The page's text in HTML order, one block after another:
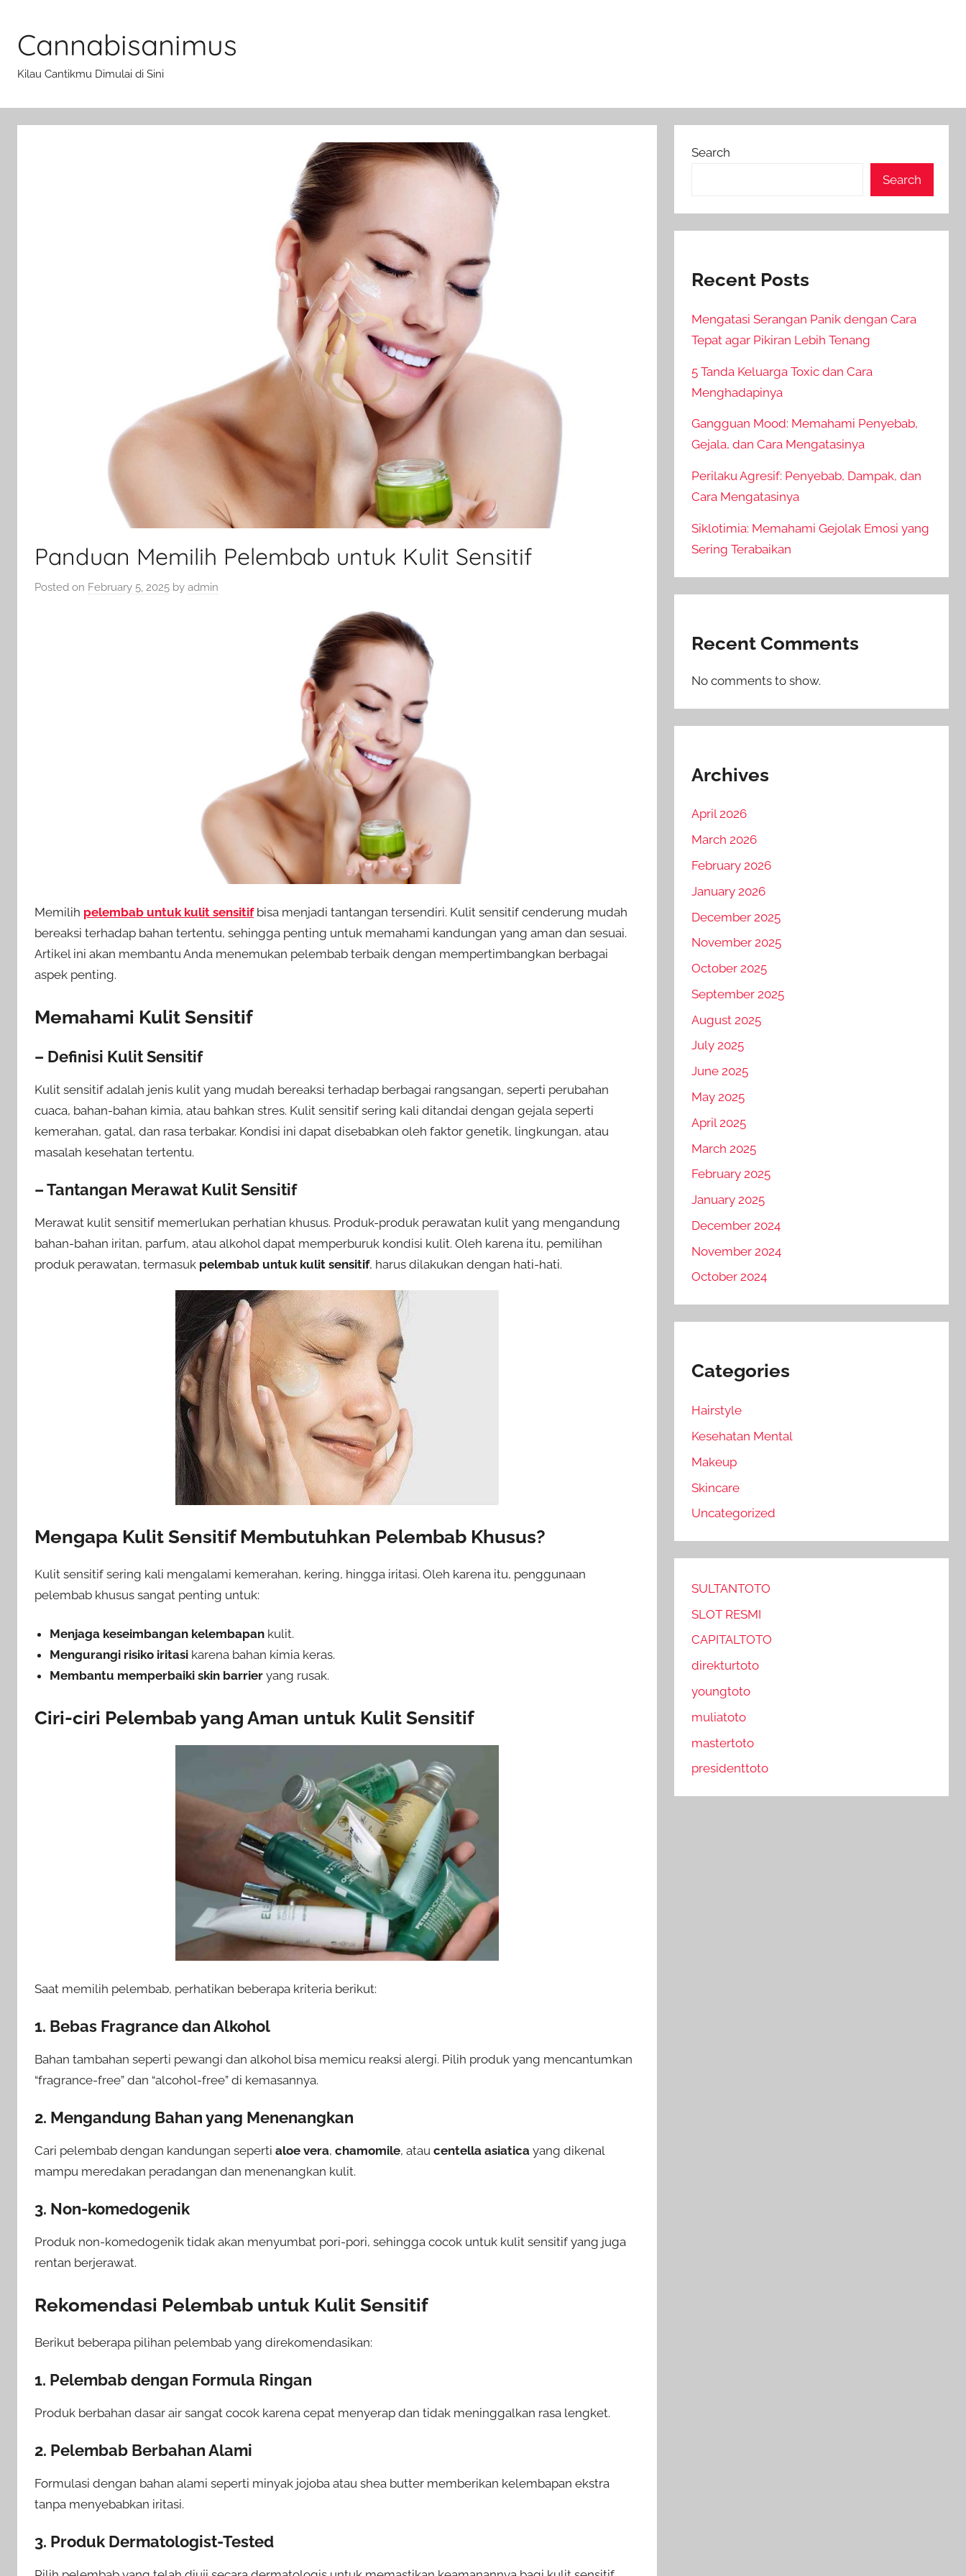
content
Cannabisanimus
Kilau Cantikmu Dimulai di Sini
Panduan Memilih Pelembab untuk Kulit Sensitif
Posted on February 5, 2025 by admin
Memilih pelembab untuk kulit sensitifbisa menjadi tantangan tersendiri. Kulit sensitif cenderung mudah
bereaksi terhadap bahan tertentu, sehingga penting untuk memahami kandungan yang aman dan sesuai.
Artikel ini akan membantu Anda menemukan pelembab terbaik dengan mempertimbangkan berbagai
aspek penting.
Memahami Kulit Sensitif
– Definisi Kulit Sensitif
Kulit sensitif adalah jenis kulit yang mudah bereaksi terhadap berbagai rangsangan, seperti perubahan
cuaca, bahan-bahan kimia, atau bahkan stres. Kulit sensitif sering kali ditandai dengan gejala seperti
kemerahan, gatal, dan rasa terbakar. Kondisi ini dapat disebabkan oleh faktor genetik, lingkungan, atau
masalah kesehatan tertentu.
– Tantangan Merawat Kulit Sensitif
Merawat kulit sensitif memerlukan perhatian khusus. Produk-produk perawatan kulit yang mengandung
bahan-bahan iritan, parfum, atau alkohol dapat memperburuk kondisi kulit. Oleh karena itu, pemilihan
produk perawatan, termasuk pelembab untuk kulit sensitif, harus dilakukan dengan hati-hati.
Mengapa Kulit Sensitif Membutuhkan Pelembab Khusus?
Kulit sensitif sering kali mengalami kemerahan, kering, hingga iritasi. Oleh karena itu, penggunaan
pelembab khusus sangat penting untuk:
Menjaga keseimbangan kelembapan kulit.
Mengurangi risiko iritasi karena bahan kimia keras.
Membantu memperbaiki skin barrier yang rusak.
Ciri-ciri Pelembab yang Aman untuk Kulit Sensitif
Saat memilih pelembab, perhatikan beberapa kriteria berikut:
1. Bebas Fragrance dan Alkohol
Bahan tambahan seperti pewangi dan alkohol bisa memicu reaksi alergi. Pilih produk yang mencantumkan
“fragrance-free” dan “alcohol-free” di kemasannya.
2. Mengandung Bahan yang Menenangkan
Cari pelembab dengan kandungan seperti aloe vera, chamomile, atau centella asiatica yang dikenal
mampu meredakan peradangan dan menenangkan kulit.
3. Non-komedogenik
Produk non-komedogenik tidak akan menyumbat pori-pori, sehingga cocok untuk kulit sensitif yang juga
rentan berjerawat.
Rekomendasi Pelembab untuk Kulit Sensitif
Berikut beberapa pilihan pelembab yang direkomendasikan:
1. Pelembab dengan Formula Ringan
Produk berbahan dasar air sangat cocok karena cepat menyerap dan tidak meninggalkan rasa lengket.
2. Pelembab Berbahan Alami
Formulasi dengan bahan alami seperti minyak jojoba atau shea butter memberikan kelembapan ekstra
tanpa menyebabkan iritasi.
3. Produk Dermatologist-Tested
Search
Search
Recent Posts
Mengatasi Serangan Panik dengan Cara
Tepat agar Pikiran Lebih Tenang
5 Tanda Keluarga Toxic dan Cara
Menghadapinya
Gangguan Mood: Memahami Penyebab,
Gejala, dan Cara Mengatasinya
Perilaku Agresif: Penyebab, Dampak, dan
Cara Mengatasinya
Siklotimia: Memahami Gejolak Emosi yang
Sering Terabaikan
Recent Comments
No comments to show.
Archives
April 2026
March 2026
February 2026
January 2026
December 2025
November 2025
October 2025
September 2025
August 2025
July 2025
June 2025
May 2025
April 2025
March 2025
February 2025
January 2025
December 2024
November 2024
October 2024
Categories
Hairstyle
Kesehatan Mental
Makeup
Skincare
Uncategorized
SULTANTOTO
SLOT RESMI
CAPITALTOTO
direkturtoto
youngtoto
muliatoto
mastertoto
presidenttoto